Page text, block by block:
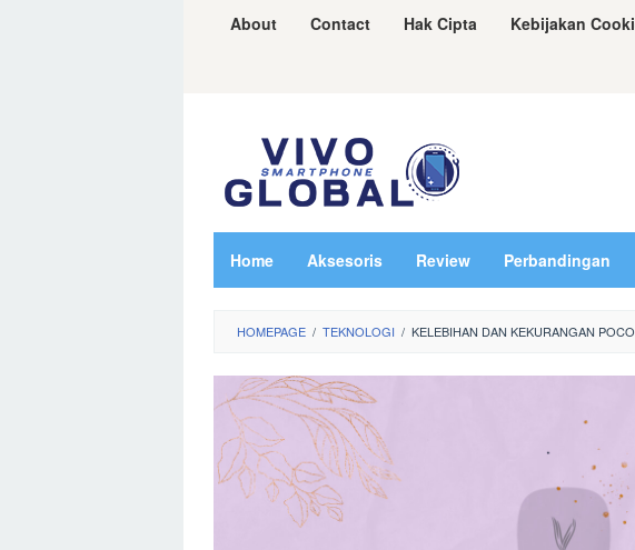
About Contact Hak Cipta Kebijakan
Home Aksesoris Review Perbandingan
HOMEPAGE / TEKNOLOGI / KELEBIHAN DAN KEKURANGAN